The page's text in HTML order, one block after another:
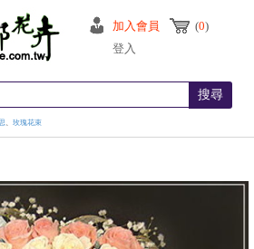
加入會員
登入
(0)
搜尋
、玫瑰花束